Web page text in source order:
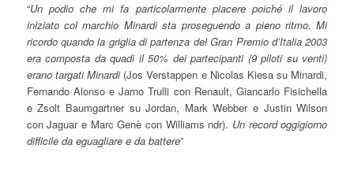
“Un podio che mi fa particolarmente piacere poiché il lavoro
iniziato col marchio Minardi sta proseguendo a pieno ritmo. Mi
ricordo quando la griglia di partenza del Gran Premio d’Italia 2003
era composta da quadi il 50% dei partecipanti (9 piloti su venti)
erano targati Minardi(Jos Verstappen e Nicolas Kiesa su Minardi,
Fernando Alonso e Jarno Trulli con Renault, Giancarlo Fisichella
e Zsolt Baumgartner su Jordan, Mark Webber e Justin Wilson
con Jaguar e Marc Genè con Williams ndr). Un record oggigiorno
difficile da eguagliare e da battere”